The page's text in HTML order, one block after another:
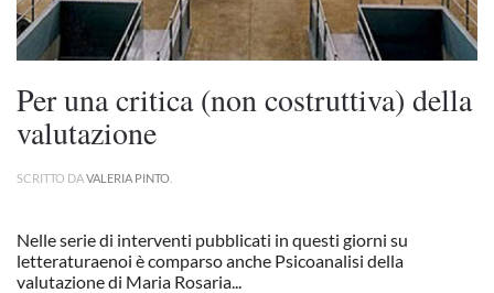
Per una critica (non costruttiva) della
valutazione
SCRITTO DAVALERIA PINTO
Nelle serie di interventi pubblicati in questi giorni su
letteraturaenoi è comparso anche Psicoanalisi della
valutazione di Maria Rosaria...